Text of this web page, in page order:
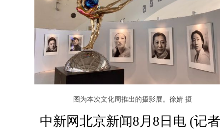
图为本次文化周推出的摄影展。徐婧 摄
中新网北京新闻8月8日电 (记